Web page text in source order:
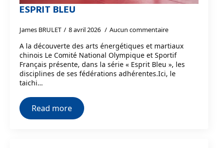
ESPRIT BLEU
James BRULET 8 avril 2026 Aucun commentaire
A la découverte des arts énergétiques et martiaux
chinois Le Comité National Olympique et Sportif
Français présente, dans la série « Esprit Bleu », les
disciplines de ses fédérations adhérentes.Ici, le
taichi…
Read more